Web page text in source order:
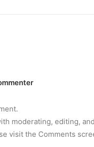
moderating, editing,
visit the Comments